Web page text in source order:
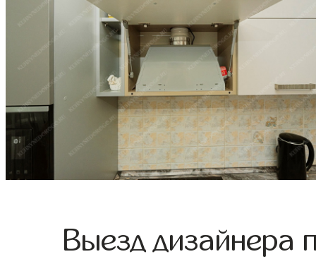
Выезд дизайнера